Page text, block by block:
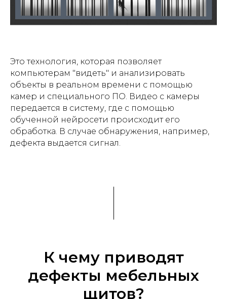
Это технология, которая позволяет
компьютерам "видеть" и анализировать
объекты в реальном времени с помощью
камер и специального ПО. Видео с камеры
передается в систему, где с помощью
обученной нейросети происходит его
обработка. В случае обнаружения, например,
дефекта выдается сигнал.
К чему приводят
дефекты мебельных
щитов?